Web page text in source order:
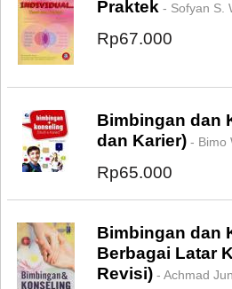
Praktek - Sofyan S.
Rp67.000
Bimbingan dan
dan Karier) - Bimo
Rp65.000
Bimbingan dan
Berbagai Latar
Revisi) - Achmad